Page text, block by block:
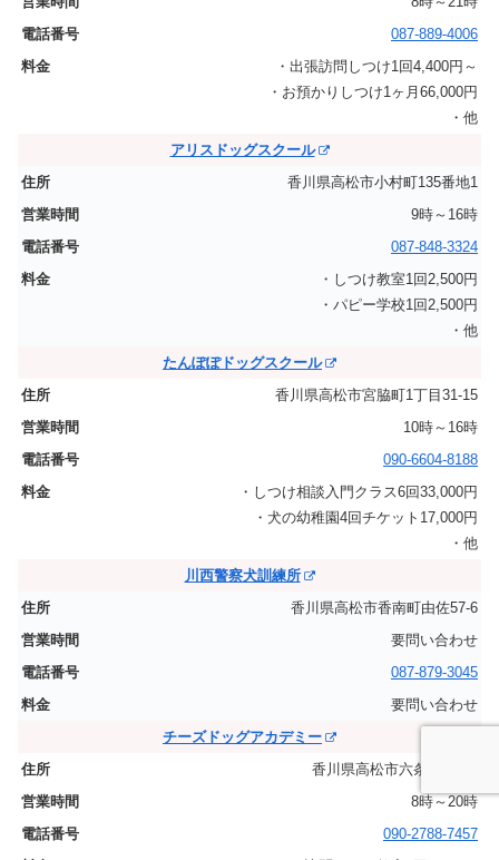
087-889-4006
・出張訪問しつけ1回4,400円～
・お預かりしつけ1ヶ月66,000円
・他
アリスドッグスクール
香川県高松市小村町135番地1
9時～16時
087-848-3324
・しつけ教室1回2,500円
・パピー学校1回2,500円
・他
たんぽぽドッグスクール
香川県高松市宮脇町1丁目31-15
10時～16時
090-6604-8188
・しつけ相談入門クラス6回33,000円
・犬の幼稚園4回チケット17,000円
・他
川西警察犬訓練所
香川県高松市香南町由佐57-6
要問い合わせ
087-879-3045
要問い合わせ
チーズドッグアカデミー
香川県高松市六条町183-1
8時～20時
090-2788-7457